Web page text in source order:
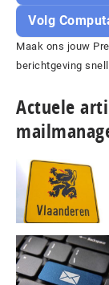
Volg
Maak ons jouw
berichtgeving
Actuele